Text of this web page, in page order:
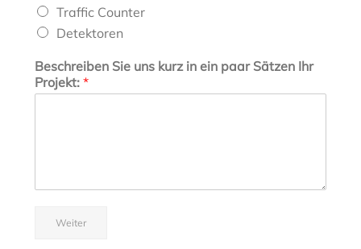
Traffic Counter
Detektoren
Beschreiben Sie uns kurz in ein paar Sätzen Ihr
Projekt: *
Weiter